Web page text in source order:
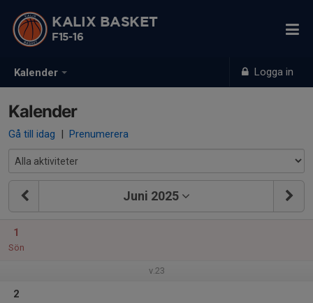
Kalender Logga in
KALIX BASKET
F15-16
Kalender
Gå till idag | Prenumerera
Juni 2025
1
Sön
v.23
2